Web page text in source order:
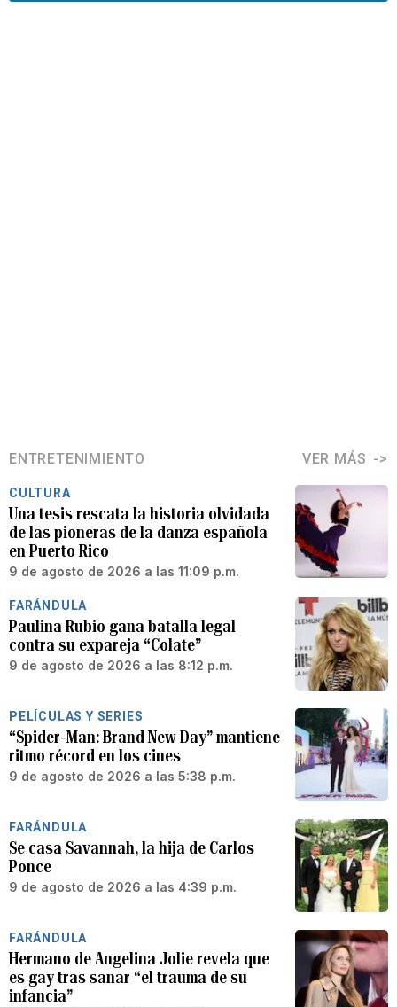
ENTRETENIMIENTO VER MÁS
CULTURA
Una tesis rescata la historia olvidada
de las pioneras de la danza española
en Puerto Rico
9 de agosto de 2026 a las 11:09 p.m.
FARÁNDULA
Paulina Rubio gana batalla legal
contra su expareja “Colate”
9 de agosto de 2026 a las 8:12 p.m.
PELÍCULAS Y SERIES
“Spider-Man: Brand New Day” mantiene
ritmo récord en los cines
9 de agosto de 2026 a las 5:38 p.m.
FARÁNDULA
Se casa Savannah, la hija de Carlos
Ponce
9 de agosto de 2026 a las 4:39 p.m.
FARÁNDULA
Hermano de Angelina Jolie revela que
es gay tras sanar “el trauma de su
infancia”